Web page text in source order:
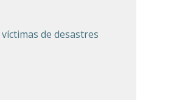
de desastres